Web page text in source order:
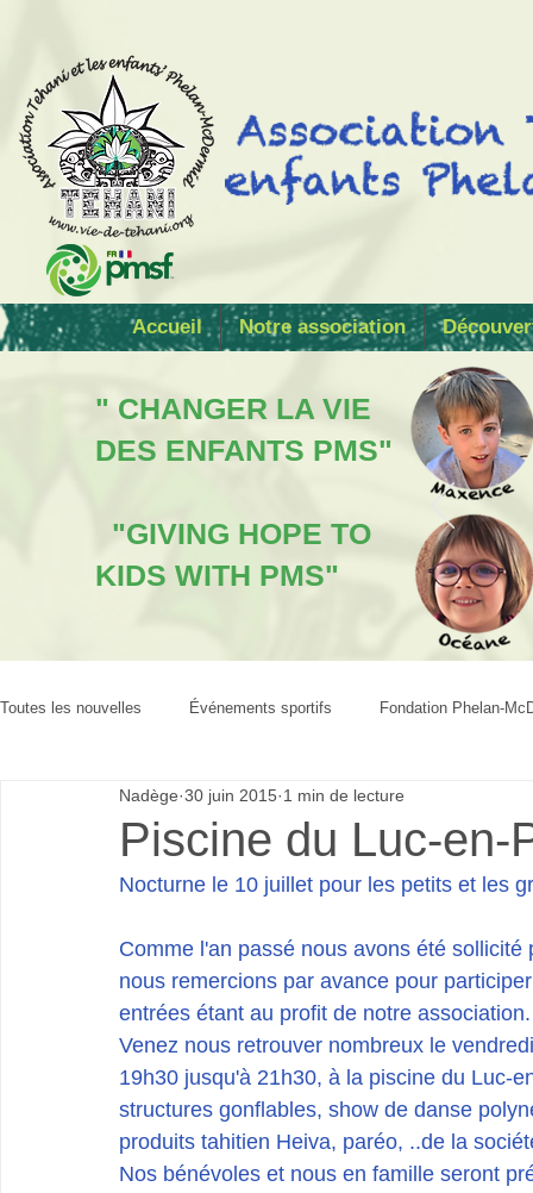
Accueil Notre association
" CHANGER LA VIE
DES ENFANTS PMS"
"GIVING HOPE TO
KIDS WITH PMS"
Toutes les nouvelles Événements sportifs Fondation Phelan-
Piscine du Luc-en-
Nadège 30 juin 2015 1 min de lecture
Nocturne le 10 juillet pour les petits et les
Comme l'an passé nous avons été
nous remercions par avance pour
entrées étant au profit de notre association.
Venez nous retrouver nombreux le
19h30 jusqu'à 21h30, à la piscine du Luc-
structures gonflables, show de danse
produits tahitien Heiva, paréo, ..de la
Nos bénévoles et nous en famille seront